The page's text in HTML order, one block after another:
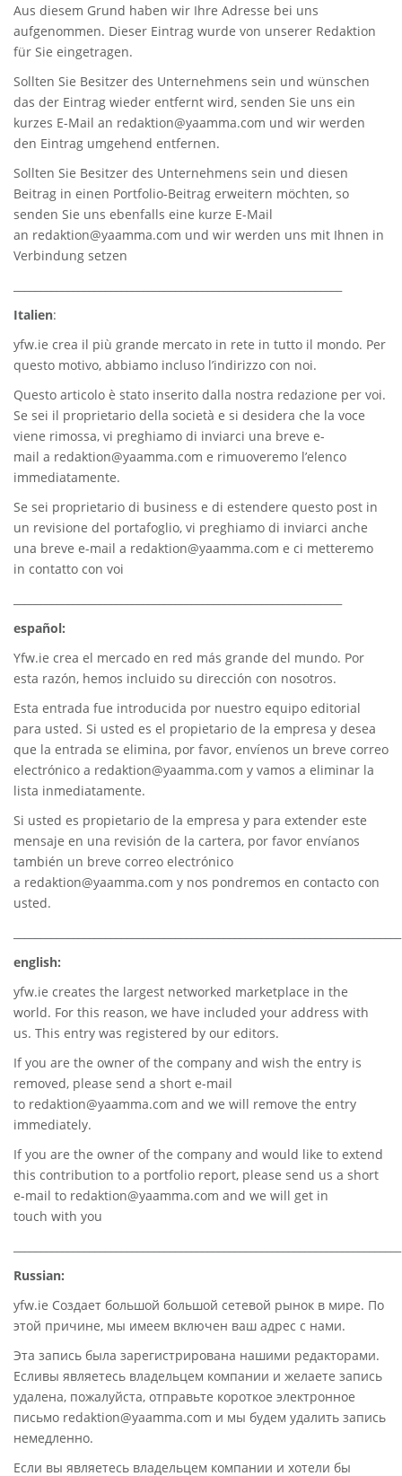
Aus diesem Grund haben wir Ihre Adresse bei uns
aufgenommen. Dieser Eintrag wurde von unserer Redaktion
für Sie eingetragen.
Sollten Sie Besitzer des Unternehmens sein und wünschen
das der Eintrag wieder entfernt wird, senden Sie uns ein
kurzes E-Mail an redaktion@yaamma.com und wir werden
den Eintrag umgehend entfernen.
Sollten Sie Besitzer des Unternehmens sein und diesen
Beitrag in einen Portfolio-Beitrag erweitern möchten, so
senden Sie uns ebenfalls eine kurze E-Mail
an redaktion@yaamma.com und wir werden uns mit Ihnen in
Verbindung setzen
Italien:
yfw.ie crea il più grande mercato in rete in tutto il mondo. Per
questo motivo, abbiamo incluso l’indirizzo con noi.
Questo articolo è stato inserito dalla nostra redazione per voi.
Se sei il proprietario della società e si desidera che la voce
viene rimossa, vi preghiamo di inviarci una breve e-
mail a redaktion@yaamma.com e rimuoveremo l’elenco
immediatamente.
Se sei proprietario di business e di estendere questo post in
un revisione del portafoglio, vi preghiamo di inviarci anche
una breve e-mail a redaktion@yaamma.com e ci metteremo
in contatto con voi
español:
Yfw.ie crea el mercado en red más grande del mundo. Por
esta razón, hemos incluido su dirección con nosotros.
Esta entrada fue introducida por nuestro equipo editorial
para usted. Si usted es el propietario de la empresa y desea
que la entrada se elimina, por favor, envíenos un breve correo
electrónico a redaktion@yaamma.com y vamos a eliminar la
lista inmediatamente.
Si usted es propietario de la empresa y para extender este
mensaje en una revisión de la cartera, por favor envíanos
también un breve correo electrónico
a redaktion@yaamma.com y nos pondremos en contacto con
usted.
english:
yfw.ie creates the largest networked marketplace in the
world. For this reason, we have included your address with
us. This entry was registered by our editors.
If you are the owner of the company and wish the entry is
removed, please send a short e-mail
to redaktion@yaamma.com and we will remove the entry
immediately.
If you are the owner of the company and would like to extend
this contribution to a portfolio report, please send us a short
e-mail to redaktion@yaamma.com and we will get in
touch with you
Russian:
yfw.ie Создает большой большой сетевой рынок в мире. По
этой причине, мы имеем включен ваш адрес с нами.
Эта запись была зарегистрирована нашими редакторами.
Есливы являетесь владельцем компании и желаете запись
удалена, пожалуйста, отправьте короткое электронное
письмо redaktion@yaamma.com и мы будем удалить запись
немедленно.
Если вы являетесь владельцем компании и хотели бы